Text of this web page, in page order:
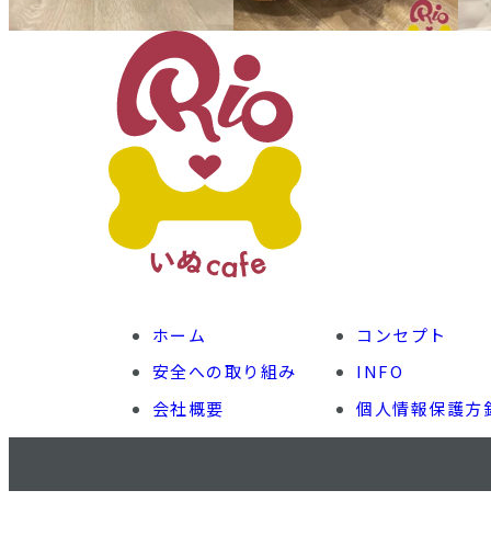
ホーム
コンセプト
安全への取り組み
INFO
会社概要
個人情報保護方